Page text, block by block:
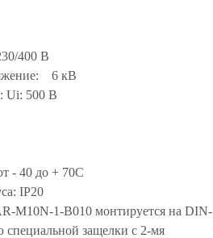
400 В
6 кВ
Ui: 500 В
- 40 до + 70С
IP20
M10N-1-B010 монтируется на DIN-
защелки с 2-мя